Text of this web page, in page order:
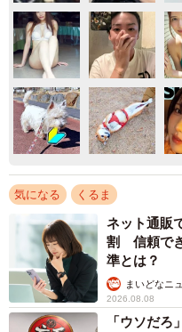
気になる くるま
ネット通販
割 信頼で
準とは？
まいどなニ
2026.08.08
「ウソだ